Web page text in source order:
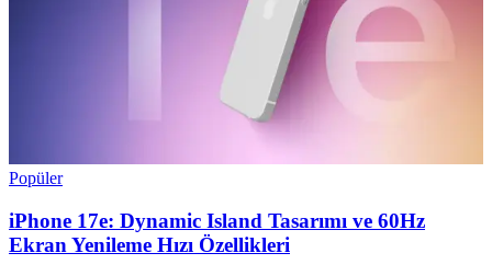
Popüler
iPhone 17e: Dynamic Island Tasarımı ve 60Hz
Ekran Yenileme Hızı Özellikleri